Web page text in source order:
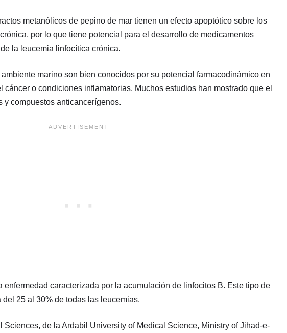
metanólicos de pepino de mar tienen un efecto apoptótico sobre los
por lo que tiene potencial para el desarrollo de medicamentos
la leucemia linfocítica crónica.
marino son bien conocidos por su potencial farmacodinámico en
cáncer o condiciones inflamatorias. Muchos estudios han mostrado que el
y compuestos anticancerígenos.
enfermedad caracterizada por la acumulación de linfocitos B. Este tipo de
25 al 30% de todas las leucemias.
de la Ardabil University of Medical Science, Ministry of Jihad-e-